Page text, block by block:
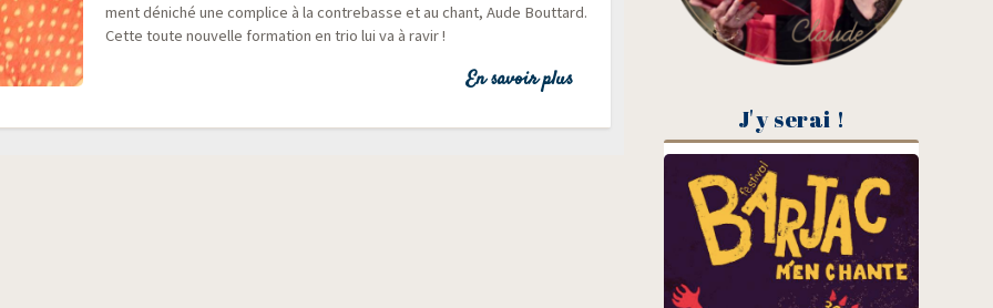
ment déni­ché une com­plice à la contre­basse et au chant, Aude Bout­tard.
Cette toute nou­velle for­ma­tion en trio lui va à ravir !
En savoir plus
J'y serai !